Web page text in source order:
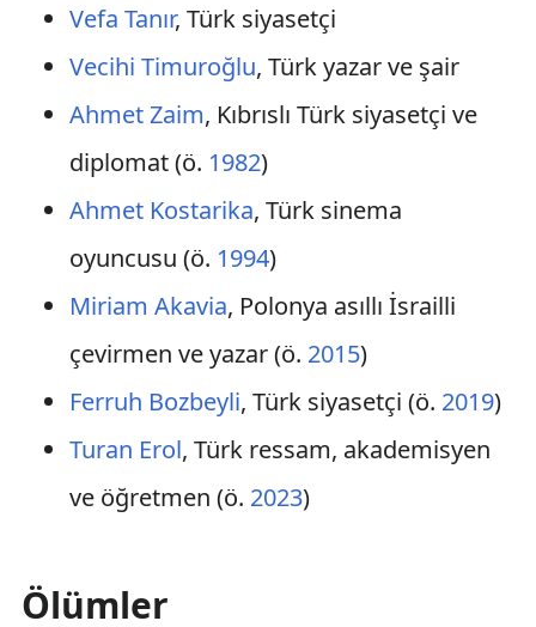
Vefa Tanır, Türk siyasetçi
Vecihi Timuroğlu, Türk yazar ve şair
Ahmet Zaim, Kıbrıslı Türk siyasetçi ve
diplomat (ö. 1982)
Ahmet Kostarika, Türk sinema
oyuncusu (ö. 1994)
Miriam Akavia, Polonya asıllı İsrailli
çevirmen ve yazar (ö. 2015)
Ferruh Bozbeyli, Türk siyasetçi (ö. 2019)
Turan Erol, Türk ressam, akademisyen
ve öğretmen (ö. 2023)
Ölümler